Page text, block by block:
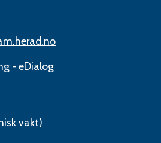
- eDialog
vakt)